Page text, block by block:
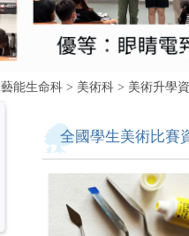
藝能生命科 > 美術科 > 美術升學
全國學生美術比賽